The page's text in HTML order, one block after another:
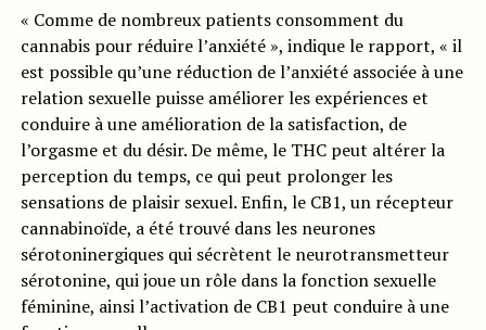
« Comme de nombreux patients consomment du
cannabis pour réduire l’anxiété », indique le rapport, « il
est possible qu’une réduction de l’anxiété associée à une
relation sexuelle puisse améliorer les expériences et
conduire à une amélioration de la satisfaction, de
l’orgasme et du désir. De même, le THC peut altérer la
perception du temps, ce qui peut prolonger les
sensations de plaisir sexuel. Enfin, le CB1, un récepteur
cannabinoïde, a été trouvé dans les neurones
sérotoninergiques qui sécrètent le neurotransmetteur
sérotonine, qui joue un rôle dans la fonction sexuelle
féminine, ainsi l’activation de CB1 peut conduire à une